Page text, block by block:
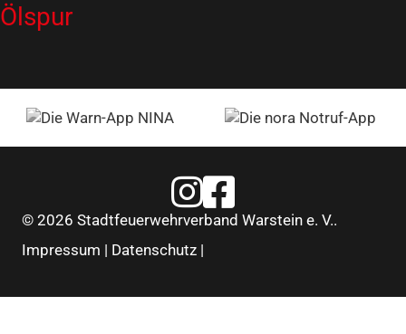
Ölspur
Feuerwehr Warstein Instagram
Feuerwehr Warstein
© 2026 Stadtfeuerwehrverband Warstein e. V..
Impressum | Datenschutz |